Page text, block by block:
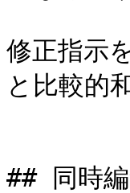
修正指示
と比較
## 同時